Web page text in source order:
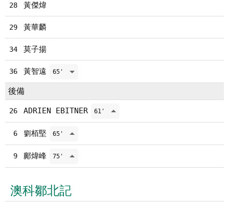
28 黃傑煒
29 黃華麟
34 莫子揚
36 黃智遠 65'
後備
26 ADRIEN EBITNER 61'
6 劉栢堅 65'
9 鄺煒峰 75'
澳科鄒北記